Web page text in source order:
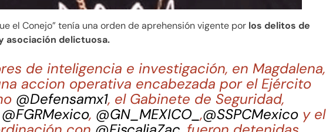
el Conejo” tenía una orden de aprehensión vigente por los delitos de
asociación delictuosa.
de inteligencia e investigación, en Magdalena,
accion operativa encabezada por el Ejército
@Defensamx1, el Gabinete de Seguridad,
@FGRMexico, @GN_MEXICO_ ,@SSPCMexicoy el